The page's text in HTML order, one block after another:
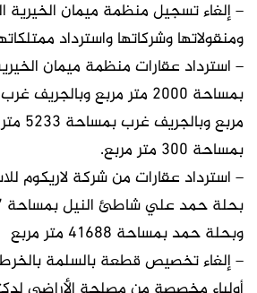
– إلغاء تسجيل منظمة ميمان الخيرية
ومنقولاتها وشركاتها واسترداد
– استرداد عقارات منظمة ميمان
مربع
بمساحة ٣٠٠ متر مربع.
– استرداد عقارات من شركة لاريكوم
وبحلة حمد بمساحة ٤١٦٨٨ متر مربع
– إلغاء تخصيص قطعة بالسلمة